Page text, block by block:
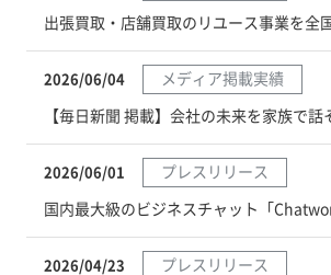
2026/06/04 メディア掲載実績
2026/06/01 プレスリリース
2026/04/23 プレスリリース